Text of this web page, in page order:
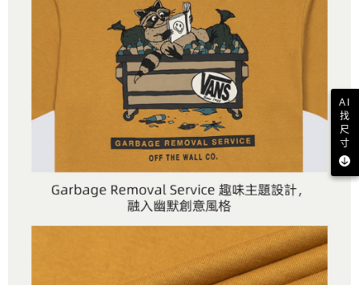
AI
找
尺
寸